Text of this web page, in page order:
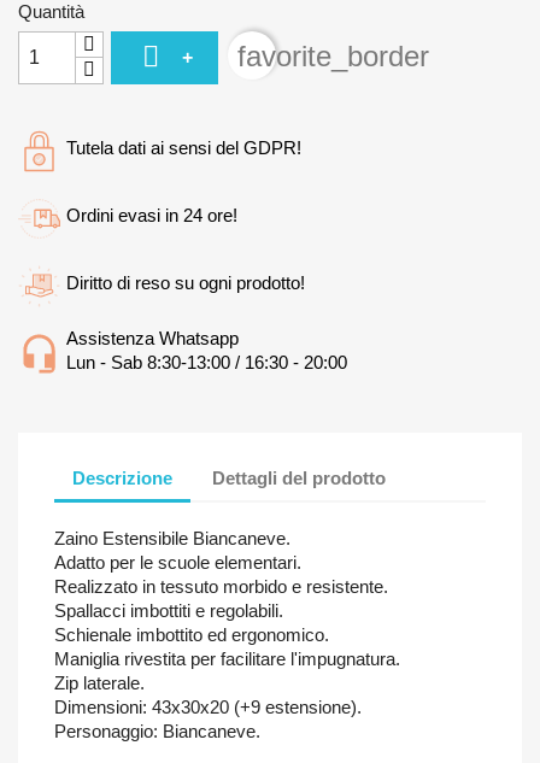
Quantità
 + favorite_border
Tutela dati ai sensi del GDPR!
Ordini evasi in 24 ore!
Diritto di reso su ogni prodotto!
Assistenza Whatsapp
Lun - Sab 8:30-13:00 / 16:30 - 20:00
Descrizione Dettagli del prodotto
Zaino Estensibile Biancaneve.
Adatto per le scuole elementari.
Realizzato in tessuto morbido e resistente.
Spallacci imbottiti e regolabili.
Schienale imbottito ed ergonomico.
Maniglia rivestita per facilitare l'impugnatura.
Zip laterale.
Dimensioni: 43x30x20 (+9 estensione).
Personaggio: Biancaneve.